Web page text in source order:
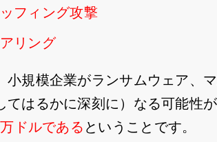
フィング攻撃
リング
小規模企業がランサムウェア、
はるかに深刻に）なる可能性
ドルである ということです。